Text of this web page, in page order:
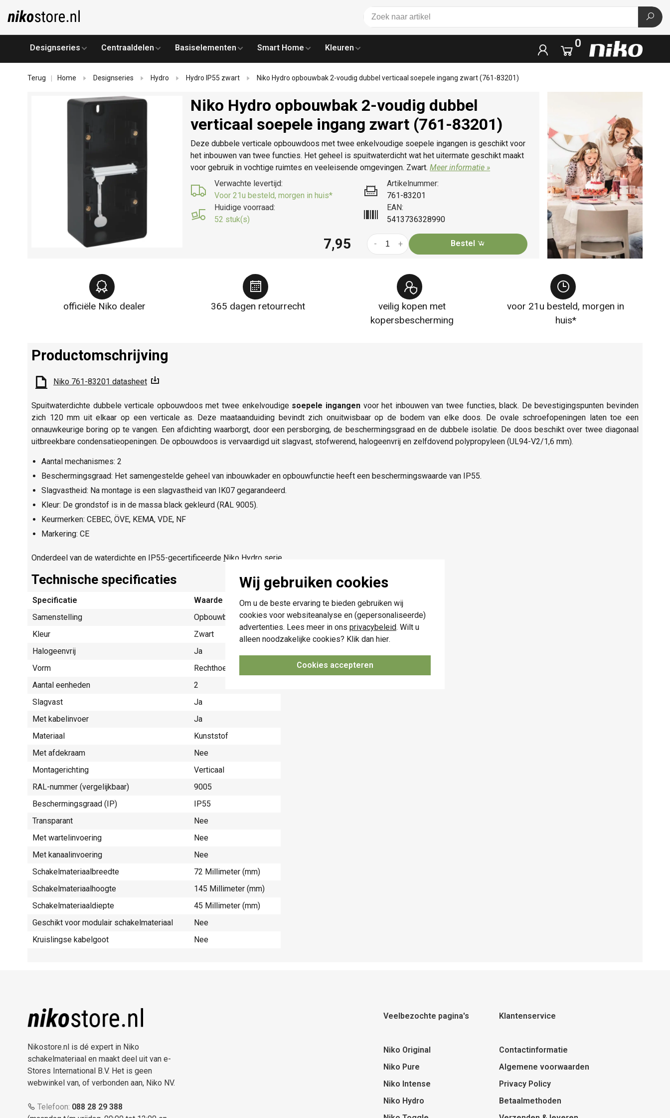
Wij gebruiken cookies
Om u de beste ervaring te bieden gebruiken wij
cookies voor websiteanalyse en (gepersonaliseerde)
advertenties. Lees meer in ons privacybeleid. Wilt u
alleen noodzakelijke cookies? Klik dan hier.
Cookies accepteren
Designseries Centraaldelen Basiselementen Smart Home Kleuren 0
Terug Home Designseries Hydro Hydro IP55 zwart Niko Hydro opbouwbak 2-voudig dubbel verticaal soepele ingang zwart (761-83201)
Niko Hydro opbouwbak 2-voudig dubbel
verticaal soepele ingang zwart (761-83201)
Deze dubbele verticale opbouwdoos met twee enkelvoudige soepele ingangen is geschikt voor
het inbouwen van twee functies. Het geheel is spuitwaterdicht wat het uitermate geschikt maakt
voor gebruik in vochtige ruimtes en veeleisende omgevingen. Zwart.Meer informatie »
Verwachte levertijd:
Voor 21u besteld, morgen in huis*
Huidige voorraad:
52 stuk(s)
Artikelnummer:
761-83201
EAN:
5413736328990
7,95 +
- Bestel
officiële Niko dealer 365 dagen retourrecht
veilig kopen met
kopersbescherming
voor 21u besteld, morgen in
huis*
Productomschrijving
Niko 761-83201 datasheet
Spuitwaterdichte dubbele verticale opbouwdoos met twee enkelvoudige soepele ingangenvoor het inbouwen van twee functies, black. De bevestigingspunten bevinden
zich 120 mm uit elkaar op een verticale as. Deze maataanduiding bevindt zich onuitwisbaar op de bodem van elke doos. De ovale schroefopeningen laten toe een
onnauwkeurige boring op te vangen. Een afdichting waarborgt, door een persborging, de beschermingsgraad en de dubbele isolatie. De doos beschikt over twee diagonaal
uitbreekbare condensatieopeningen. De opbouwdoos is vervaardigd uit slagvast, stofwerend, halogeenvrij en zelfdovend polypropyleen (UL94-V2/1,6 mm).
Aantal mechanismes: 2
Beschermingsgraad: Het samengestelde geheel van inbouwkader en opbouwfunctie heeft een beschermingswaarde van IP55.
Slagvastheid: Na montage is een slagvastheid van IK07 gegarandeerd.
Kleur: De grondstof is in de massa black gekleurd (RAL 9005).
Keurmerken: CEBEC, ÖVE, KEMA, VDE, NF
Markering: CE
Onderdeel van de waterdichte en IP55-gecertificeerde Niko Hydro serie.
Technische specificaties
Specificatie
Waarde
Samenstelling
Opbouwbak
Kleur
Zwart
Halogeenvrij
Ja
Vorm
Rechthoekig
Aantal eenheden
2
Slagvast
Ja
Met kabelinvoer
Ja
Materiaal
Kunststof
Met afdekraam
Nee
Montagerichting
Verticaal
RAL-nummer (vergelijkbaar)
9005
Beschermingsgraad (IP)
IP55
Transparant
Nee
Met wartelinvoering
Nee
Met kanaalinvoering
Nee
Schakelmateriaalbreedte
72 Millimeter (mm)
Schakelmateriaalhoogte
145 Millimeter (mm)
Schakelmateriaaldiepte
45 Millimeter (mm)
Geschikt voor modulair schakelmateriaal
Nee
Kruislingse kabelgoot
Nee
Nikostore.nl is dé expert in Niko
schakelmateriaal en maakt deel uit van e-
Stores International B.V. Het is geen
webwinkel van, of verbonden aan, Niko NV.
Telefoon: 088 28 29 388
Veelbezochte pagina's
Niko Original
Niko Pure
Niko Intense
Niko Hydro
Klantenservice
Contactinformatie
Algemene voorwaarden
Privacy Policy
Betaalmethoden